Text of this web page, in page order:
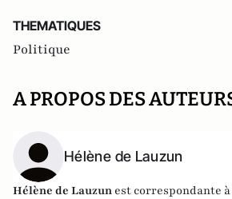
THEMATIQUES
Politique
A PROPOS DES
Hélène de Lauzun
Hélène de Lauzun est correspondante